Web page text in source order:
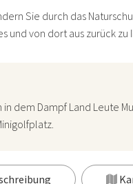
Sie durch das
und von dort aus zurück zu
in dem Dampf Land Leute